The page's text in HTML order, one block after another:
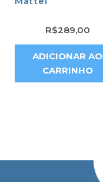
R$289,00
ADICIONAR AO
CARRINHO